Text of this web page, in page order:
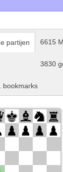
partijen 6615
3830
bookmarks